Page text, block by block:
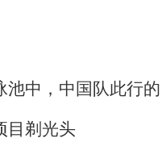
池中，中国队此行
剃光头